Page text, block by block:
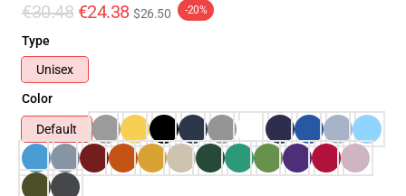
€30.48 €24.38 $26.50 -20%
Type
Unisex
Color
Default